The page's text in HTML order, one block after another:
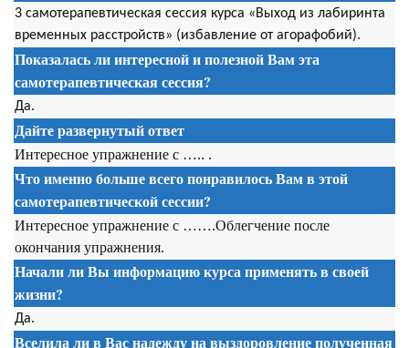
3 самотерапевтическая сессия курса «Выход из лабиринта
временных расстройств» (избавление от агорафобий).
Показалась ли интересной и полезной Вам эта
самотерапевтическая сессия?
Да.
Дайте развернутый ответ
Интересное упражнение с ….. .
Что именно больше всего понравилось Вам в этой
самотерапевтической сессии?
Интересное упражнение с …….Облегчение после
окончания упражнения.
Начали ли Вы информацию курса применять в своей
жизни?
Да.
Вселила ли в Вас надежду на выздоровление полученная